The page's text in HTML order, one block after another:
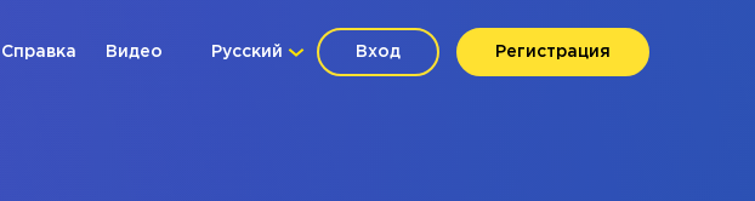
Вход Регистрация
Русский
Справка Видео